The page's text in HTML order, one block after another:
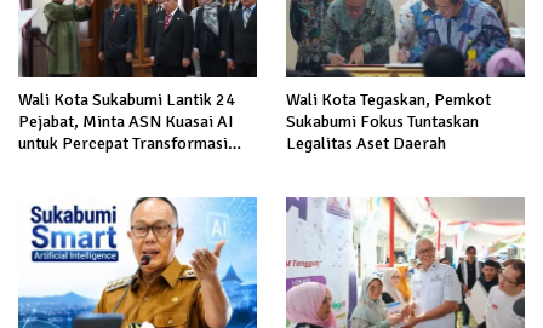
Wali Kota Sukabumi Lantik 24
Pejabat, Minta ASN Kuasai AI
untuk Percepat Transformasi
Wali Kota Tegaskan, Pemkot
Sukabumi Fokus Tuntaskan
Legalitas Aset Daerah